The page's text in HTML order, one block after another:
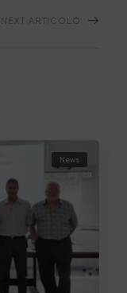
NEXT ARTICOLO
News